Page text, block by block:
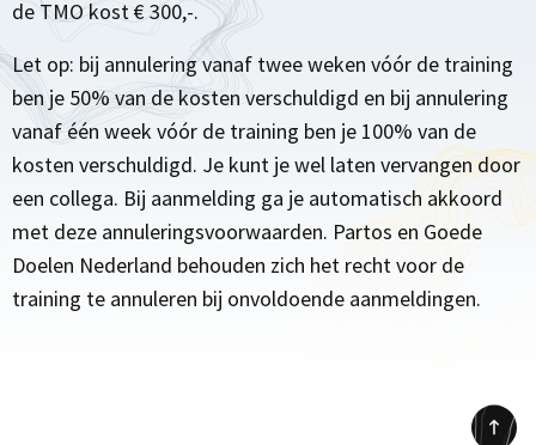
de TMO kost € 300,-.
Let op: bij annulering vanaf twee weken vóór de training
ben je 50% van de kosten verschuldigd en bij annulering
vanaf één week vóór de training ben je 100% van de
kosten verschuldigd. Je kunt je wel laten vervangen door
een collega. Bij aanmelding ga je automatisch akkoord
met deze annuleringsvoorwaarden. Partos en Goede
Doelen Nederland behouden zich het recht voor de
training te annuleren bij onvoldoende aanmeldingen.